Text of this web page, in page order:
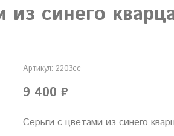
из синего
Артикул: 2203сс
9 400 ₽
Серьги с цветами из синего